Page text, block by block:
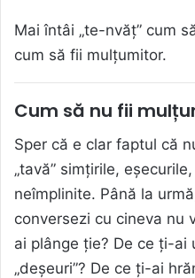
Mai întâi „te-nvăț” cum
cum să fii mulțumitor.
Cum să nu fii
Sper că e clar faptul că
„tavă” simțirile,
neîmplinite. Până la
conversezi cu cineva nu
ai plânge ție? De ce ți-ai
„deșeuri”? De ce ți-ai